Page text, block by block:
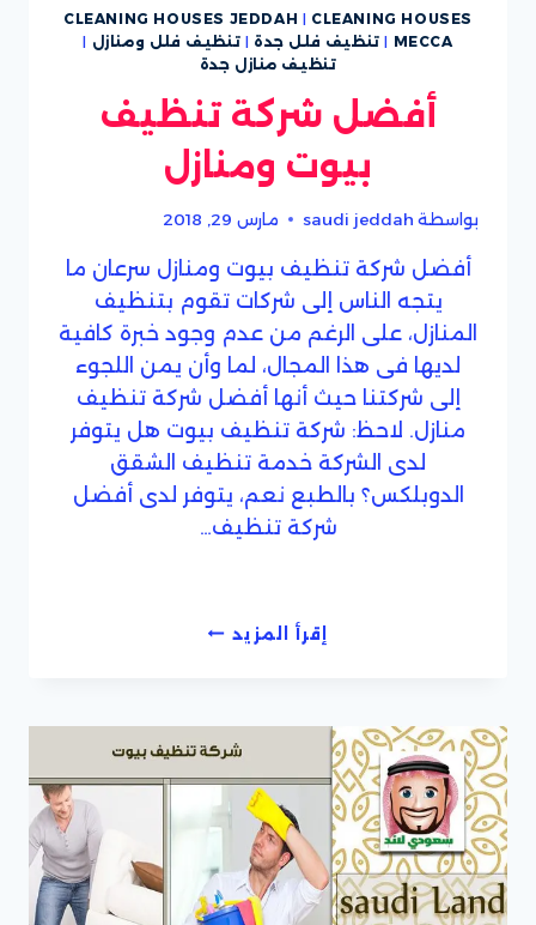
CLEANING HOUSES JEDDAH | CLEANING HOUSES
MECCA
| تنظيف فلل جدة | تنظيف فلل ومنازل |
تنظيف منازل جدة
أفضل شركة تنظيف
بيوت ومنازل
بواسطة saudi jeddah مارس 29, 2018
أفضل شركة تنظيف بيوت ومنازل سرعان ما
يتجه الناس إلى شركات تقوم بتنظيف
المنازل، على الرغم من عدم وجود خبرة كافية
لديها فى هذا المجال، لما وأن يمن اللجوء
إلى شركتنا حيث أنها أفضل شركة تنظيف
منازل. لاحظ: شركة تنظيف بيوت هل يتوفر
لدى الشركة خدمة تنظيف الشقق
الدوبلكس؟ بالطبع نعم، يتوفر لدى أفضل
شركة تنظيف…
إقرأ المزيدأفضل
ومنازل